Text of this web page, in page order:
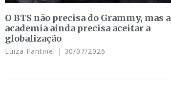
O BTS não precisa do Grammy, mas a
academia ainda precisa aceitar a
globalização
Luiza Fantinel 30/07/2026